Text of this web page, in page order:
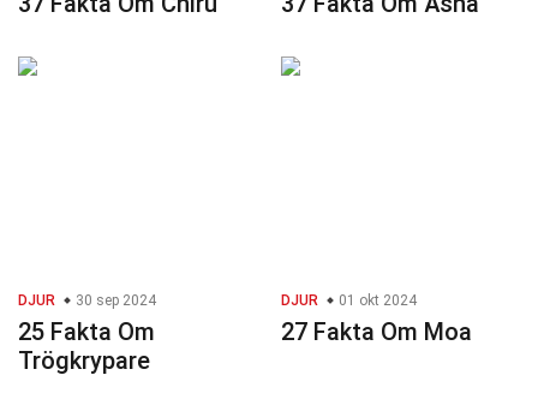
DJUR 30 sep 2024
25 Fakta Om
Trögkrypare
DJUR 01 okt 2024
27 Fakta Om Moa